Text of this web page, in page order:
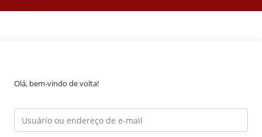
Olá, bem-vindo de volta!